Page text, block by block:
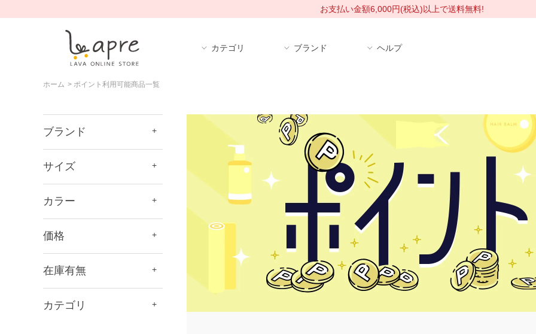
お支払い金額6,000円(税込)以上で送料無料!
カテゴリ ブランド ヘルプ
ホーム > ポイント利用可能商品一覧
ブランド
サイズ
カラー
価格
在庫有無
カテゴリ